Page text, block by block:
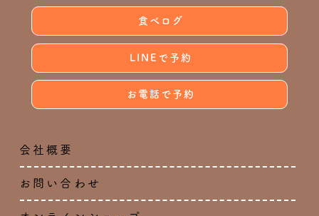
食べログ
LINEで予約
お電話で予約
会社概要
お問い合わせ